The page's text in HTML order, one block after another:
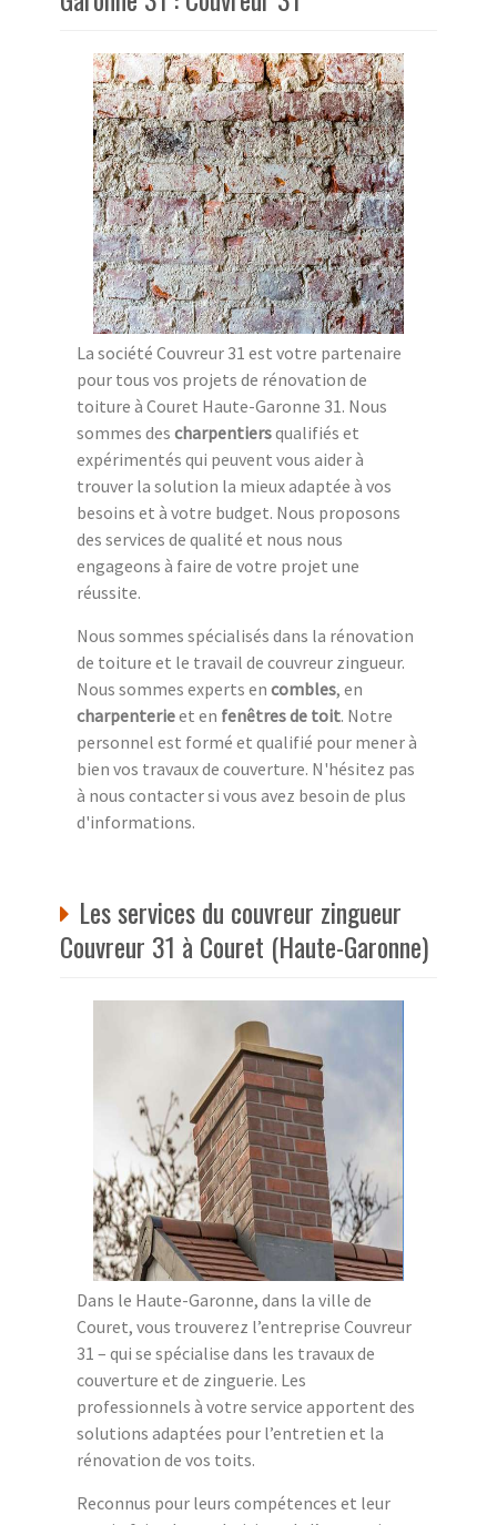
La société Couvreur 31 est votre partenaire
pour tous vos projets de rénovation de
toiture à Couret Haute-Garonne 31. Nous
sommes des charpentiersqualifiés et
expérimentés qui peuvent vous aider à
trouver la solution la mieux adaptée à vos
besoins et à votre budget. Nous proposons
des services de qualité et nous nous
engageons à faire de votre projet une
réussite.
Nous sommes spécialisés dans la rénovation
de toiture et le travail de couvreur zingueur.
Nous sommes experts en combles, en
charpenterieet en fenêtres de toit. Notre
personnel est formé et qualifié pour mener à
bien vos travaux de couverture. N'hésitez pas
à nous contacter si vous avez besoin de plus
d'informations.
Les services du couvreur zingueur
Couvreur 31 à Couret (Haute-Garonne)
Dans le Haute-Garonne, dans la ville de
Couret, vous trouverez l’entreprise Couvreur
31 – qui se spécialise dans les travaux de
couverture et de zinguerie. Les
professionnels à votre service apportent des
solutions adaptées pour l’entretien et la
rénovation de vos toits.
Reconnus pour leurs compétences et leur